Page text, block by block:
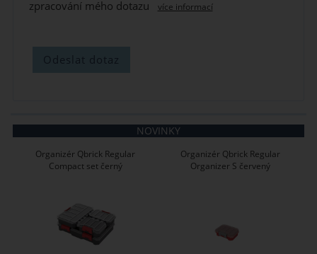
zpracování mého dotazu
více informací
NOVINKY
Organizér Qbrick Regular
Compact set černý
Organizér Qbrick Regular
Organizer S červený